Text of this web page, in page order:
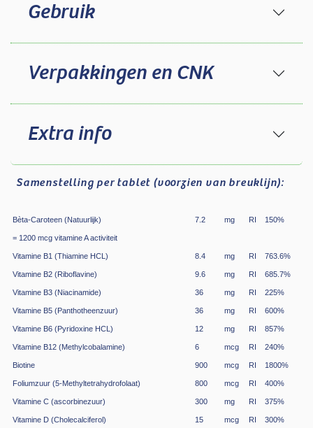
Gebruik
Verpakkingen en CNK
Extra info
Samenstelling per tablet (voorzien van breuklijn):
Bèta-Caroteen (Natuurlijk) 7.2 mg RI 150%
= 1200 mcg vitamine A activiteit
Vitamine B1 (Thiamine HCL) 8.4 mg RI 763.6%
Vitamine B2 (Riboflavine) 9.6 mg RI 685.7%
Vitamine B3 (Niacinamide) 36 mg RI 225%
Vitamine B5 (Panthotheenzuur) 36 mg RI 600%
Vitamine B6 (Pyridoxine HCL) 12 mg RI 857%
Vitamine B12 (Methylcobalamine) 6 mcg RI 240%
Biotine 900 mcg RI 1800%
Foliumzuur (5-Methyltetrahydrofolaat) 800 mcg RI 400%
Vitamine C (ascorbinezuur) 300 mg RI 375%
Vitamine D (Cholecalciferol) 15 mcg RI 300%